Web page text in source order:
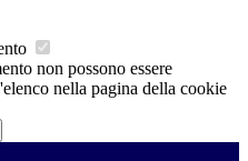
non possono essere
nella pagina della cookie